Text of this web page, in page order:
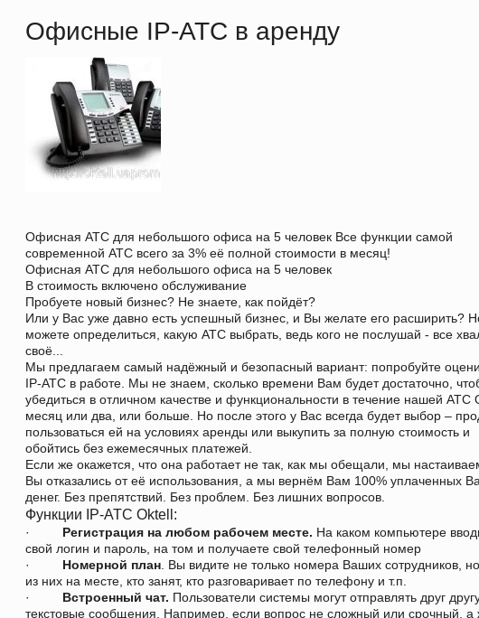
Офисные IP-АТС в аренду
Офисная АТС для небольшого офиса на 5 человек Все функции самой
современной АТС всего за 3% её полной стоимости в месяц!
Офисная АТС для небольшого офиса на 5 человек
В стоимость включено обслуживание
Пробуете новый бизнес? Не знаете, как пойдёт?
Или у Вас уже давно есть успешный бизнес, и Вы желате его расширить?
можете определиться, какую АТС выбрать, ведь кого не послушай - все
своё...
Мы предлагаем самый надёжный и безопасный вариант: попробуйте
IP-АТС в работе. Мы не знаем, сколько времени Вам будет достаточно,
убедиться в отличном качестве и функциональности в течение нашей АТС
месяц или два, или больше. Но после этого у Вас всегда будет выбор –
пользоваться ей на условиях аренды или выкупить за полную стоимость и
обойтись без ежемесячных платежей.
Если же окажется, что она работает не так, как мы обещали, мы
Вы отказались от её использования, а мы вернём Вам 100% уплаченных
денег. Без препятствий. Без проблем. Без лишних вопросов.
Функции IP-АТС Oktell:
· Регистрация на любом рабочем месте. На каком компьютере
свой логин и пароль, на том и получаете свой телефонный номер
· Номерной план . Вы видите не только номера Ваших сотрудников,
из них на месте, кто занят, кто разговаривает по телефону и т.п.
· Встроенный чат. Пользователи системы могут отправлять друг
текстовые сообщения. Например, если вопрос не сложный или срочный, а